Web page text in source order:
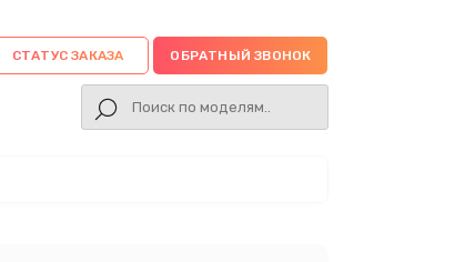
СТАТУС ЗАКАЗА ОБРАТНЫЙ ЗВОНОК